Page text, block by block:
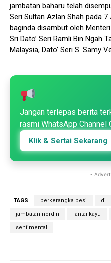
jambatan baharu telah
Seri Sultan Azlan Shah pada
baginda disambut oleh
Sri Dato’ Seri Ramli Bin Ngah
Malaysia, Dato’ Seri S. Samy
Jangan terlepas berita
rasmi WhatsApp Channel
Klik & Sertai Sekarang
-
TAGS berkerangka besi di
jambatan nordin lantai kayu
sentimental